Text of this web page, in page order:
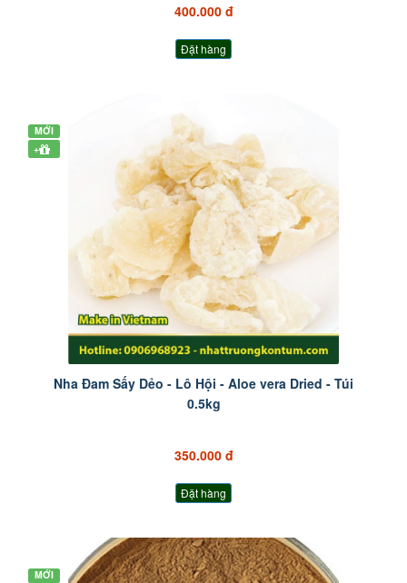
400.000 đ
Đặt hàng
MỚI
+
Nha Đam Sấy Dẻo - Lô Hội - Aloe vera Dried - Túi
0.5kg
350.000 đ
Đặt hàng
MỚI